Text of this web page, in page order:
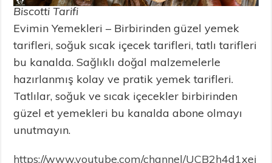
Biscotti Tarifi
Evimin Yemekleri – Birbirinden güzel yemek
tarifleri, soğuk sıcak içecek tarifleri, tatlı tarifleri
bu kanalda. Sağlıklı doğal malzemelerle
hazırlanmış kolay ve pratik yemek tarifleri.
Tatlılar, soğuk ve sıcak içecekler birbirinden
güzel et yemekleri bu kanalda abone olmayı
unutmayın.
https://www.youtube.com/channel/UCB2h4d1xej